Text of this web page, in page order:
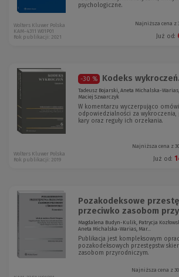
psychologiczne.
Najniższa cena z
Już od:
Wolters Kluwer Polska
KAM-4311 W01P01
Rok publikacji: 2021
-30 % Kodeks
Tadeusz Bojarski, Aneta Michalska-
Maciej Szwarczyk
W komentarzu wyczerpująco
odpowiedzialności za
kary oraz reguły ich orzekania.
Najniższa cena z
Już od:
Wolters Kluwer Polska
Rok publikacji: 2019
Pozakodeksowe
przeciwko zasobom
Magdalena Budyn-Kulik, Patrycja
Aneta Michalska-Warias, Mar...
Publikacja jest kompleksowym
pozakodeksowych przestępstw
zasobom przyrodniczym.
Najniższa cena z